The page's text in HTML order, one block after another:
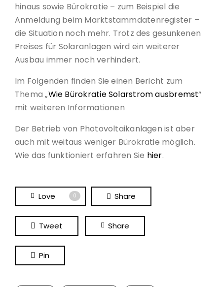
hinaus sowie Bürokratie – zum Beispiel die
Anmeldung beim Marktstammdatenregister –
die Situation noch mehr. Trotz des gesunkenen
Preises für Solaranlagen wird ein weiterer
Ausbau immer noch verhindert.
Im Folgenden finden Sie einen Bericht zum
Thema „Wie Bürokratie Solarstrom ausbremst“
mit weiteren Informationen
Der Betrieb von Photovoltaikanlagen ist aber
auch mit weitaus weniger Bürokratie möglich.
Wie das funktioniert erfahren Sie hier.
Love 0 Share
Tweet Share
Pin